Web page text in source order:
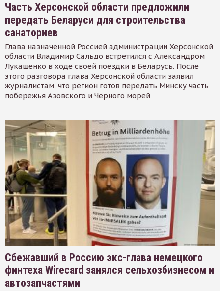
Часть Херсонской области предложили
передать Беларуси для строительства
санаториев
Глава назначенной Россией администрации Херсонской
области Владимир Сальдо встретился с Александром
Лукашенко в ходе своей поездки в Беларусь. После
этого разговора глава Херсонской области заявил
журналистам, что регион готов передать Минску часть
побережья Азовского и Черного морей
Сбежавший в Россию экс-глава немецкого
финтеха Wirecard занялся сельхозбизнесом и
автозапчастями